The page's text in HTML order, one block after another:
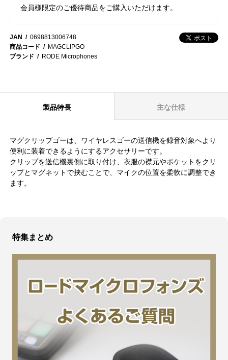
会員様限定のご優待商品をご購入いただけます。
JAN
0698813006748
商品コード
MAGCLIPGO
ブランド
RODE Microphones
製品特長 主な仕様
マグクリップゴーは、ワイヤレスゴーの送信機を録音対象へより
便利に装着できるようにするアクセサリーです。
クリップを送信機裏側に取り付け、衣服の襟元やポケットをクリ
ップとマグネットで挟むことで、マイクの位置を柔軟に調整でき
ます。
特集まとめ